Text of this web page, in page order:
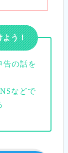
よう！
告の話を
などで